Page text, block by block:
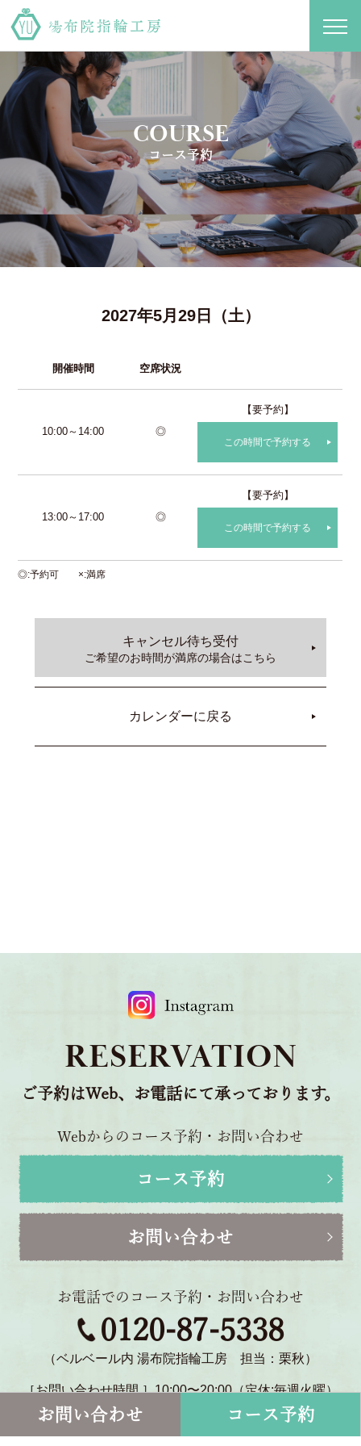
COURSE
コース予約
2027年5月29日（土）
開催時間 空席状況
10:00～14:00 ◎
【要予約】
この時間で予約する
13:00～17:00 ◎
【要予約】
この時間で予約する
◎ 予約可 × 満席
キャンセル待ち受付
ご希望のお時間が満席の場合はこちら
カレンダーに戻る
RESERVATION
ご予約はWeb、お電話にて承っております。
Webからのコース予約・お問い合わせ
コース予約
お問い合わせ
お電話でのコース予約・お問い合わせ
0120-87-5338
（ベルベール内 湯布院指輪工房 担当：栗秋）
［お問い合わせ時間 ］10:00〜20:00（定休:毎週火曜）
〒879-5114 大分県由布市湯布院町川北1770-2
お問い合わせ コース予約